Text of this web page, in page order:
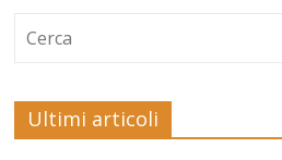
Ultimi articoli